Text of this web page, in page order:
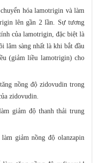
hóa lamotrigin và làm
lên gần 2 lần. Sự tương
của lamotrigin, đặc biệt là
lâm sàng nhất là khi bắt đầu
(giảm liều lamotrigin) cho
nồng độ zidovudin trong
zidovudin.
giảm độ thanh thải trung
giảm nồng độ olanzapin